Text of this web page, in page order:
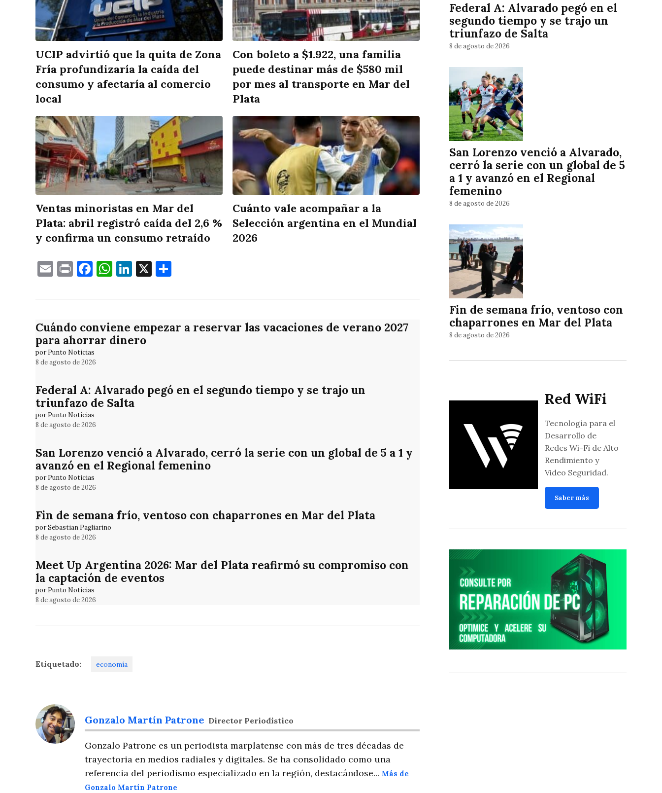
UCIP advirtió que la quita de Zona
Fría profundizaría la caída del
consumo y afectaría al comercio
local
Con boleto a $1.922, una familia
puede destinar más de $580 mil
por mes al transporte en Mar del
Plata
Ventas minoristas en Mar del
Plata: abril registró caída del 2,6 %
y confirma un consumo retraído
Cuánto vale acompañar a la
Selección argentina en el Mundial
2026
EmailPrintFacebook
WhatsApp
LinkedIn
X
Cuándo conviene empezar a reservar las vacaciones de verano 2027
para ahorrar dinero
por Punto Noticias
8 de agosto de 2026
Federal A: Alvarado pegó en el segundo tiempo y se trajo un
triunfazo de Salta
por Punto Noticias
8 de agosto de 2026
San Lorenzo venció a Alvarado, cerró la serie con un global de 5 a 1 y
avanzó en el Regional femenino
por Punto Noticias
8 de agosto de 2026
Fin de semana frío, ventoso con chaparrones en Mar del Plata
por Sebastian Pagliarino
8 de agosto de 2026
Meet Up Argentina 2026: Mar del Plata reafirmó su compromiso con
la captación de eventos
por Punto Noticias
8 de agosto de 2026
Etiquetado: economía
Gonzalo Martín Patrone Director Periodistico
Gonzalo Patrone es un periodista marplatense con más de tres décadas de
trayectoria en medios radiales y digitales. Se ha consolidado como una
referencia del periodismo especializado en la región, destacándose... Más de
Gonzalo Martín Patrone
Federal A: Alvarado pegó en el
segundo tiempo y se trajo un
triunfazo de Salta
8 de agosto de 2026
San Lorenzo venció a Alvarado,
cerró la serie con un global de 5
a 1 y avanzó en el Regional
femenino
8 de agosto de 2026
Fin de semana frío, ventoso con
chaparrones en Mar del Plata
8 de agosto de 2026
Red WiFi
Tecnología para el
Desarrollo de
Redes Wi-Fi de Alto
Rendimiento y
Video Seguridad.
Saber más